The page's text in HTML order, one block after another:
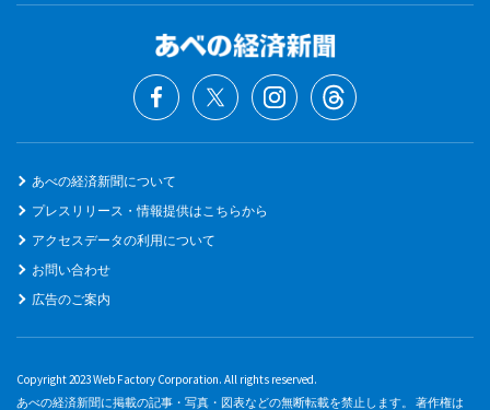
あべの経済新聞について
プレスリリース・情報提供はこちらから
アクセスデータの利用について
お問い合わせ
広告のご案内
Copyright 2023 Web Factory Corporation. All rights reserved.
あべの経済新聞に掲載の記事・写真・図表などの無断転載を禁止します。 著作権は